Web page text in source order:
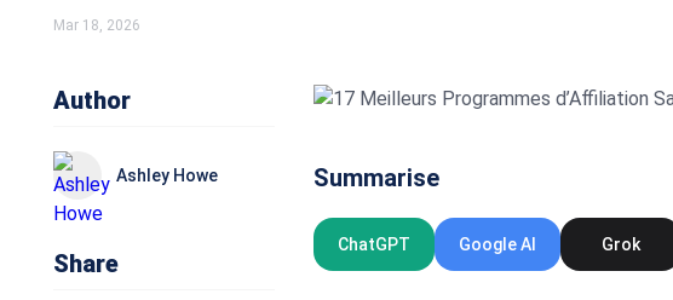
Mar 18, 2026
Author
Ashley Howe
Share
Summarise
ChatGPT Google AI Grok